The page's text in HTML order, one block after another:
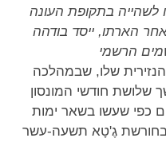
לשהייה בתקופת העונה
הארתו, ייסד בודהה
הרשמי
שלו, שבמהלכה
שלושת חודשי המונסון
כפי שעשו בשאר ימות
גֶ'טָא תשעה-עשר